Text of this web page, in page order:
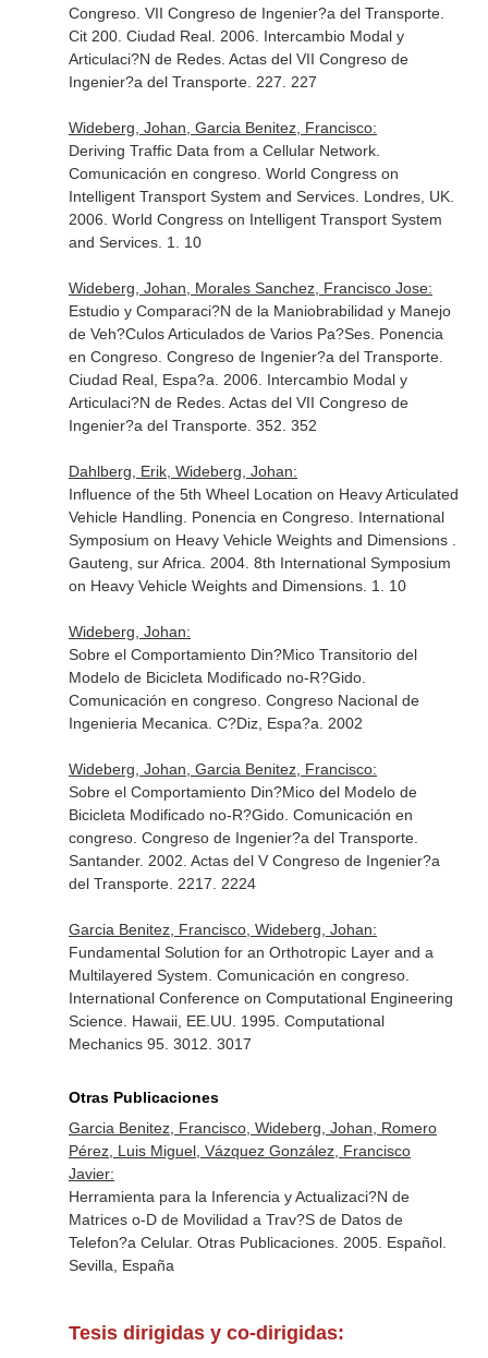
Congreso. VII Congreso de Ingenier?a del Transporte.
Cit 200. Ciudad Real. 2006. Intercambio Modal y
Articulaci?N de Redes. Actas del VII Congreso de
Ingenier?a del Transporte. 227. 227
Wideberg, Johan, Garcia Benitez, Francisco:
Deriving Traffic Data from a Cellular Network.
Comunicación en congreso. World Congress on
Intelligent Transport System and Services. Londres, UK.
2006. World Congress on Intelligent Transport System
and Services. 1. 10
Wideberg, Johan, Morales Sanchez, Francisco Jose:
Estudio y Comparaci?N de la Maniobrabilidad y Manejo
de Veh?Culos Articulados de Varios Pa?Ses. Ponencia
en Congreso. Congreso de Ingenier?a del Transporte.
Ciudad Real, Espa?a. 2006. Intercambio Modal y
Articulaci?N de Redes. Actas del VII Congreso de
Ingenier?a del Transporte. 352. 352
Dahlberg, Erik, Wideberg, Johan:
Influence of the 5th Wheel Location on Heavy Articulated
Vehicle Handling. Ponencia en Congreso. International
Symposium on Heavy Vehicle Weights and Dimensions .
Gauteng, sur Africa. 2004. 8th International Symposium
on Heavy Vehicle Weights and Dimensions. 1. 10
Wideberg, Johan:
Sobre el Comportamiento Din?Mico Transitorio del
Modelo de Bicicleta Modificado no-R?Gido.
Comunicación en congreso. Congreso Nacional de
Ingenieria Mecanica. C?Diz, Espa?a. 2002
Wideberg, Johan, Garcia Benitez, Francisco:
Sobre el Comportamiento Din?Mico del Modelo de
Bicicleta Modificado no-R?Gido. Comunicación en
congreso. Congreso de Ingenier?a del Transporte.
Santander. 2002. Actas del V Congreso de Ingenier?a
del Transporte. 2217. 2224
Garcia Benitez, Francisco, Wideberg, Johan:
Fundamental Solution for an Orthotropic Layer and a
Multilayered System. Comunicación en congreso.
International Conference on Computational Engineering
Science. Hawaii, EE.UU. 1995. Computational
Mechanics 95. 3012. 3017
Otras Publicaciones
Garcia Benitez, Francisco, Wideberg, Johan, Romero
Pérez, Luis Miguel, Vázquez González, Francisco
Javier:
Herramienta para la Inferencia y Actualizaci?N de
Matrices o-D de Movilidad a Trav?S de Datos de
Telefon?a Celular. Otras Publicaciones. 2005. Español.
Sevilla, España
Tesis dirigidas y co-dirigidas: